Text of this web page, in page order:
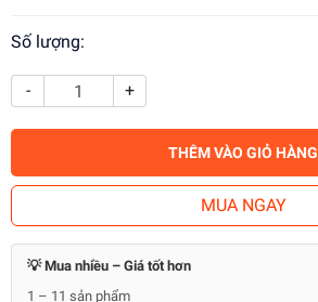
Số lượng:
- +
THÊM VÀO GIỎ HÀNG
MUA NGAY
💡 Mua nhiều – Giá tốt hơn
1 – 11 sản phẩm